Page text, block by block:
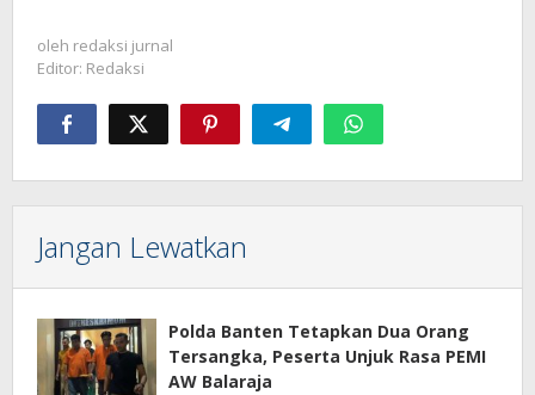
oleh redaksi jurnal
Editor: Redaksi
Jangan Lewatkan
Polda Banten Tetapkan Dua Orang
Tersangka, Peserta Unjuk Rasa PEMI
AW Balaraja